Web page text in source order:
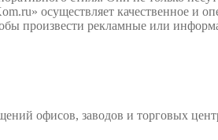
осуществляет качественное и
произвести рекламные или
офисов, заводов и торговых